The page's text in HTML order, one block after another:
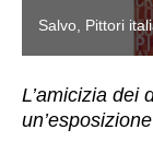
Salvo, Pittori
L’amicizia dei